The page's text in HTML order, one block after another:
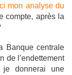
mon analyse du
compte, après la
Banque centrale
de l’endettement
donnerai une